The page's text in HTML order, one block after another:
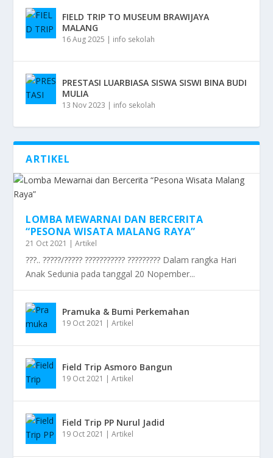
FIELD TRIP TO MUSEUM BRAWIJAYA
MALANG
16 Aug 2025 | info sekolah
PRESTASI LUARBIASA SISWA SISWI BINA BUDI
MULIA
13 Nov 2023 | info sekolah
ARTIKEL
LOMBA MEWARNAI DAN BERCERITA
“PESONA WISATA MALANG RAYA”
21 Oct 2021 |Artikel
???.. ?????/????? ??????????? ????????? Dalam rangka Hari
Anak Sedunia pada tanggal 20 Nopember...
Pramuka & Bumi Perkemahan
19 Oct 2021 |Artikel
Field Trip Asmoro Bangun
19 Oct 2021 |Artikel
Field Trip PP Nurul Jadid
19 Oct 2021 |Artikel